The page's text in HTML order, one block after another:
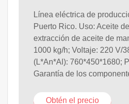
Línea eléctrica de
Puerto Rico. Uso: Aceite
extracción de aceite de
1000 kg/h; Voltaje: 220 V/
(L*An*Al): 760*450*1680;
Garantía de los
Obtén el precio